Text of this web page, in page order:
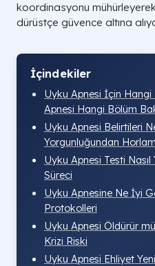
koordinasyonu mühürleyerek
dürüstçe güvence altına
İçindekiler
Uyku Apnesi İçin
Apnesi Hangi Bölüm
Uyku Apnesi Belirtileri
Yorgunluğundan
Uyku Apnesi Testi Nasıl
Süreci
Uyku Apnesine Ne İyi
Protokolleri
Uyku Apnesi Öldürür
Krizi Riski
Uyku Apnesi Ehliyet